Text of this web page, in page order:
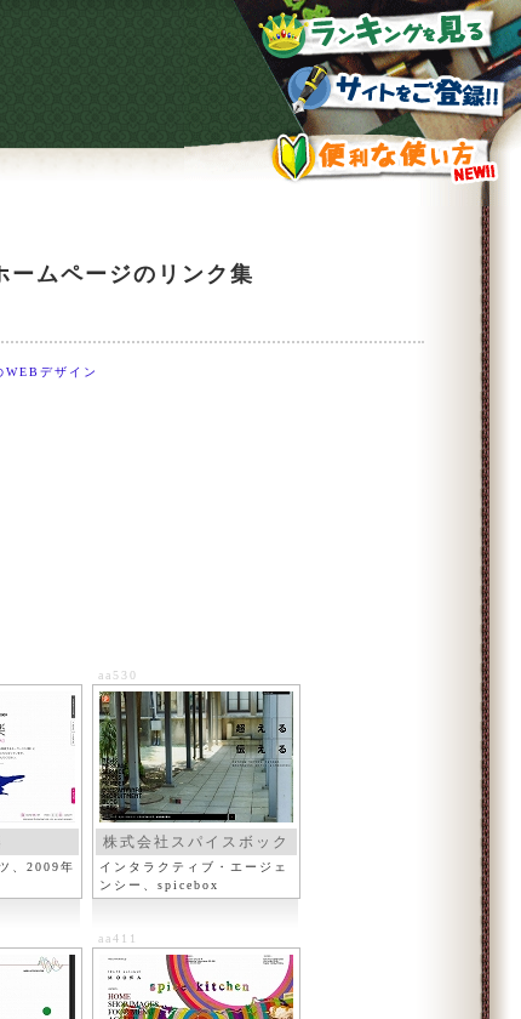
ムページのリンク集
デザイン
、2009年
aa530
株式会社スパイスボック
ス
インタラクティブ・エージェ
ンシー、spicebox
aa411